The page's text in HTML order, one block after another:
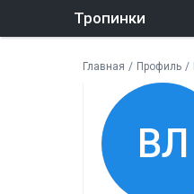
Тропинки
Главная / Профиль /
ВЛ